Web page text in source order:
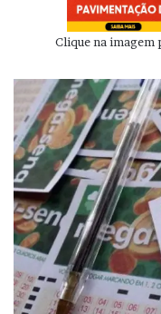
Clique na imagem